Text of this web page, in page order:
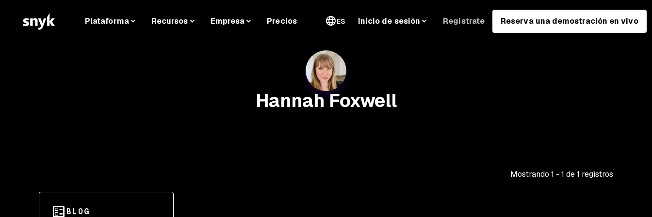
Plataforma Recursos Empresa Precios ES Inicio de sesión Regístrate Reserva una demostración en vivo
Hannah Foxwell
Mostrando 1 - 1 de1 registros
BLOG